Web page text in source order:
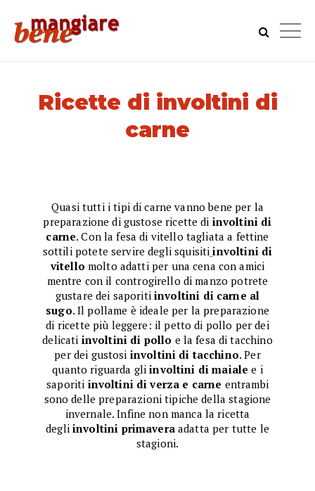
Ricette di involtini di
carne
Quasi tutti i tipi di carne vanno bene per la
preparazione di gustose ricette di involtini di
carne. Con la fesa di vitello tagliata a fettine
sottili potete servire degli squisiti involtini di
vitello molto adatti per una cena con amici
mentre con il controgirello di manzo potrete
gustare dei saporiti involtini di carne al
sugo. Il pollame è ideale per la preparazione
di ricette più leggere: il petto di pollo per dei
delicati involtini di pollo e la fesa di tacchino
per dei gustosi involtini di tacchino. Per
quanto riguarda gliinvoltini di maiale e i
saporiti involtini di verza e carne entrambi
sono delle preparazioni tipiche della stagione
invernale. Infine non manca la ricetta
degliinvoltini primaveraadatta per tutte le
stagioni.